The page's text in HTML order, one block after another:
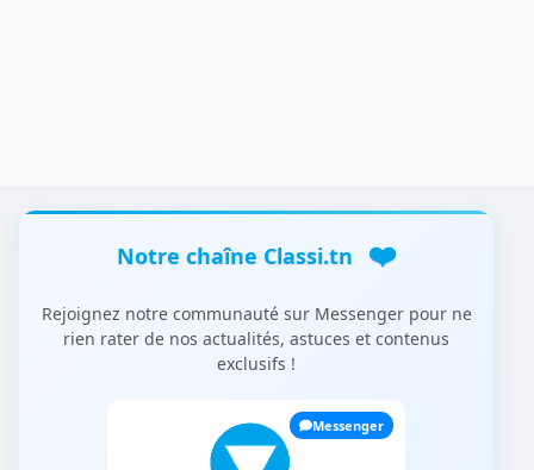
Notre chaîne Classi.tn ❤️
Rejoignez notre communauté sur Messenger pour ne
rien rater de nos actualités, astuces et contenus
exclusifs !
Messenger